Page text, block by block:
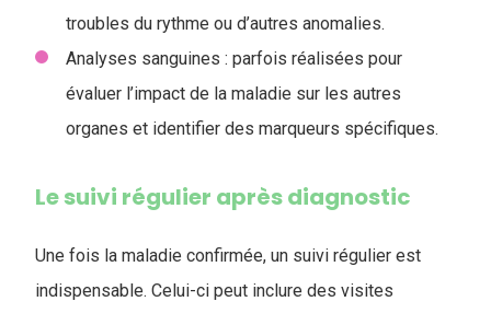
troubles du rythme ou d’autres anomalies.
Analyses sanguines : parfois réalisées pour
évaluer l’impact de la maladie sur les autres
organes et identifier des marqueurs spécifiques.
Le suivi régulier après diagnostic
Une fois la maladie confirmée, un suivi régulier est
indispensable. Celui-ci peut inclure des visites